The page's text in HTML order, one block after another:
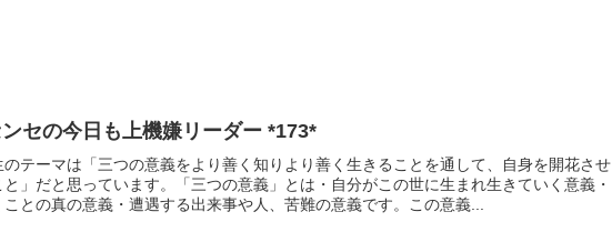
セの今日も上機嫌リーダー *173*
のテーマは「三つの意義をより善く知りより善く生きることを通して、自身を開花させ
と」だと思っています。「三つの意義」とは・自分がこの世に生まれ生きていく意義・
ことの真の意義・遭遇する出来事や人、苦難の意義です。この意義...